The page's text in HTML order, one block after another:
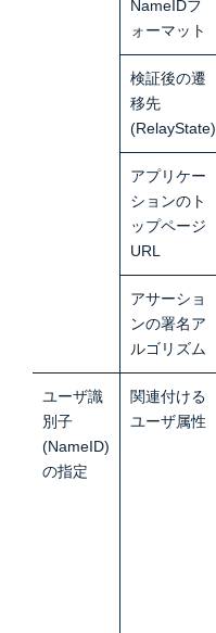
NameIDフ
ォーマット
検証後の遷
移先
(RelayState)
アプリケー
ションのト
ップページ
URL
アサーショ
ンの署名ア
ルゴリズム
ユーザ識
別子
(NameID)
の指定
関連付ける
ユーザ属性